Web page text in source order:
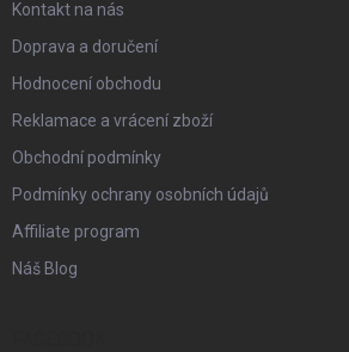
Kontakt na nás
Doprava a doručení
Hodnocení obchodu
Reklamace a vrácení zboží
Obchodní podmínky
Podmínky ochrany osobních údajů
Affiliate program
Náš Blog